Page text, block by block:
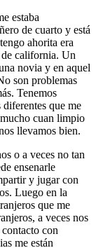
estaba
de cuarto y está
ahorita era
california. Un
novia y en aquel
son problemas
Tenemos
que me
cuan limpio
llevamos bien.
o a veces no tan
ensenarle
y jugar con
Luego en la
que me
a veces nos
con
me están